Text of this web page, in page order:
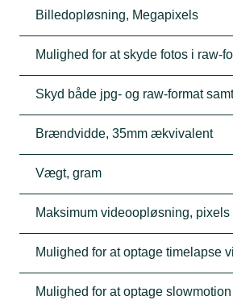
Billedopløsning, Megapixels
Mulighed for at skyde fotos i raw-
Skyd både jpg- og raw-format
Brændvidde, 35mm ækvivalent
Vægt, gram
Maksimum videoopløsning, pixels
Mulighed for at optage timelapse
Mulighed for at optage